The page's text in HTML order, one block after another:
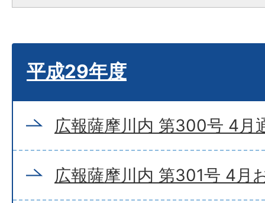
平成29年度
広報薩摩川内 第300号 4月
広報薩摩川内 第301号 4月